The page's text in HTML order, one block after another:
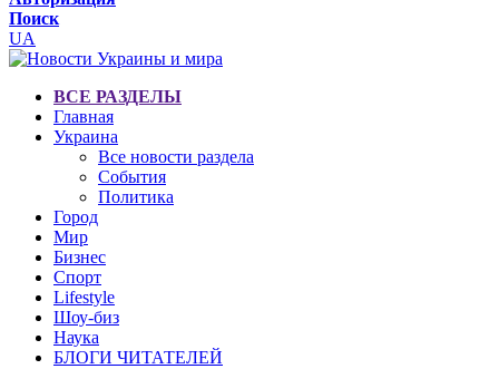
Поиск
UA
ВСЕ РАЗДЕЛЫ
Главная
Украина
Все новости раздела
События
Политика
Город
Мир
Бизнес
Спорт
Lifestyle
Шоу-биз
Наука
БЛОГИ ЧИТАТЕЛЕЙ